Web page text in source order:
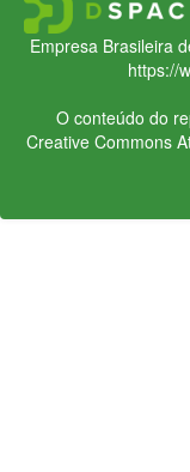
Empresa Brasileira
https://
O conteúdo do
Creative Commons